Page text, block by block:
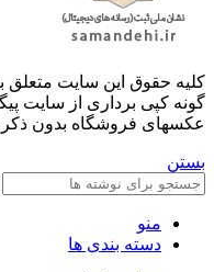
کليه حقوق اين سايت متعلق
گونه کپی برداری از سایت
عکسهای فروشگاه بدون ذکر
بستن
منو
دسته بندی ها